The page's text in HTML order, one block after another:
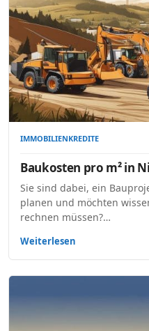
IMMOBILIENKREDITE
Baukosten pro m² in
Sie sind dabei, ein
planen und möchten
rechnen müssen?…
Weiterlesen